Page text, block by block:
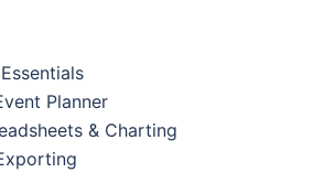
Planner
& Charting